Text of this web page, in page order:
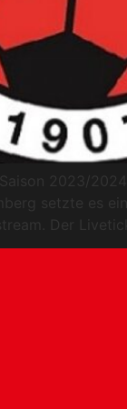
Saison 2023/
setzte es
Der